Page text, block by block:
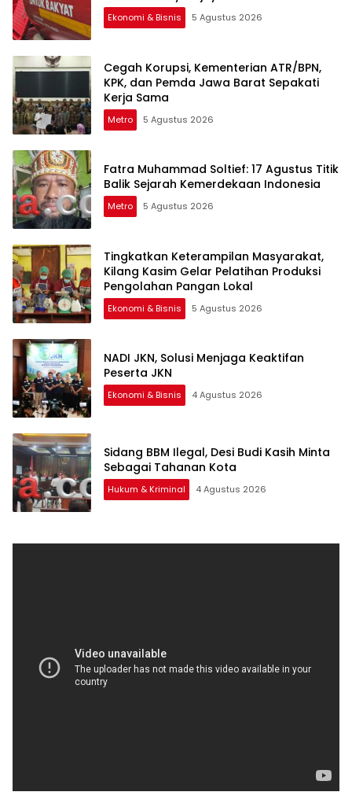
Ekonomi & Bisnis 5 Agustus 2026
Cegah Korupsi, Kementerian ATR/BPN,
KPK, dan Pemda Jawa Barat Sepakati
Kerja Sama
Metro 5 Agustus 2026
Fatra Muhammad Soltief: 17 Agustus Titik
Balik Sejarah Kemerdekaan Indonesia
Metro 5 Agustus 2026
Tingkatkan Keterampilan Masyarakat,
Kilang Kasim Gelar Pelatihan Produksi
Pengolahan Pangan Lokal
Ekonomi & Bisnis 5 Agustus 2026
NADI JKN, Solusi Menjaga Keaktifan
Peserta JKN
Ekonomi & Bisnis 4 Agustus 2026
Sidang BBM Ilegal, Desi Budi Kasih Minta
Sebagai Tahanan Kota
Hukum & Kriminal 4 Agustus 2026